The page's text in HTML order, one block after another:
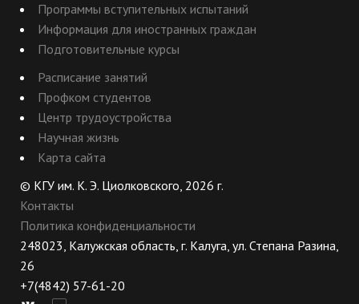
Программы вступительных испытаний
Информация для иностранных граждан
Подготовительные курсы
Расписание занятий
Профком студентов
Центр трудоустройства
Научная жизнь
Карта сайта
© КГУ им. К. Э. Циолковского, 2026 г.
Контакты
Политика конфиденциальности
248023, Калужская область, г. Калуга, ул. Степана Разина,
26
+7(4842) 57-61-20